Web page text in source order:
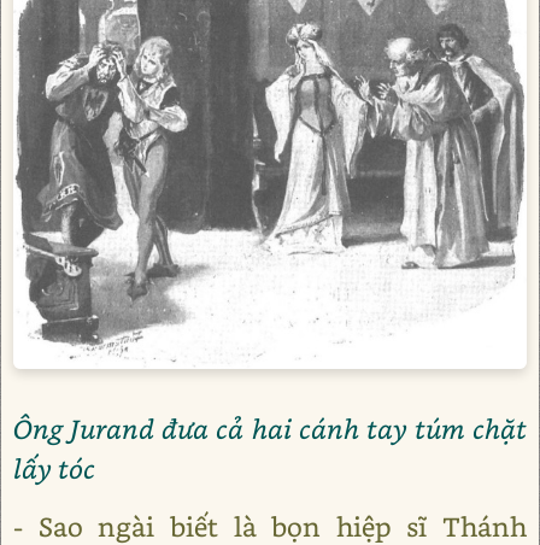
Ông Jurand đưa cả hai cánh tay túm chặt
lấy tóc
- Sao ngài biết là bọn hiệp sĩ Thánh